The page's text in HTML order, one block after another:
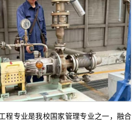
程专业是我校国家管理专业之一，融合